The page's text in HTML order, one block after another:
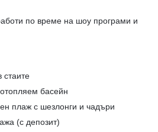
по време на шоу програми и
стаите
басейн
плаж с шезлонги и чадъри
(с депозит)